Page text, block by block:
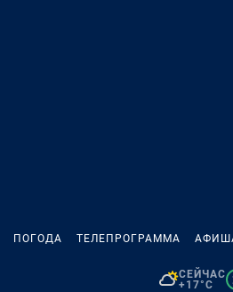
ПОГОДА ТЕЛЕПРОГРАММА
СЕЙЧАС
+17°C